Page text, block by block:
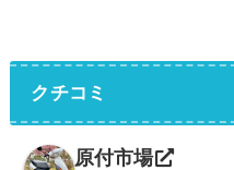
クチコミ
原付市場